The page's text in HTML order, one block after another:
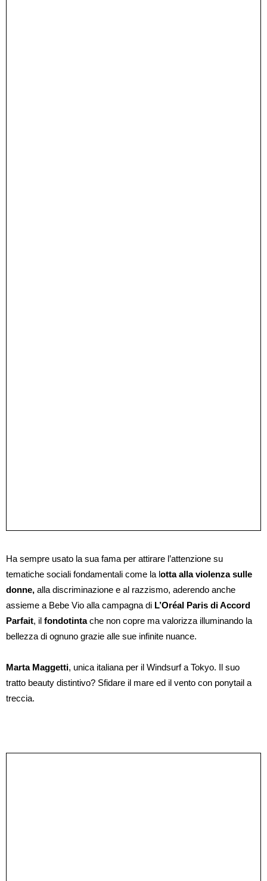
Ha sempre usato la sua fama per attirare l’attenzione su
tematiche sociali fondamentali come la lotta alla violenza sulle
donne, alla discriminazione e al razzismo, aderendo anche
assieme a Bebe Vio alla campagna di L’Oréal Paris di Accord
Parfait, il fondotintache non copre ma valorizza illuminando la
bellezza di ognuno grazie alle sue infinite nuance.
Marta Maggetti, unica italiana per il Windsurf a Tokyo. Il suo
tratto beauty distintivo? Sfidare il mare ed il vento con ponytail a
treccia.